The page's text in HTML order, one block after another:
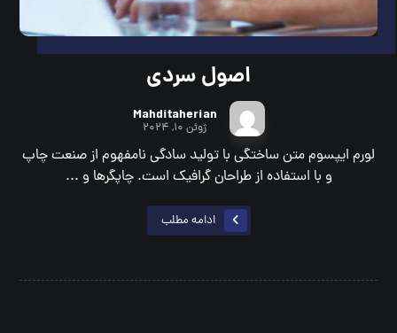
اصول سردی
Mahditaherian
ژوئن ۱۰, ۲۰۲۴
لورم ایپسوم متن ساختگی با تولید سادگی نامفهوم از صنعت چاپ
و با استفاده از طراحان گرافیک است. چاپگرها و ...
ادامه مطلب